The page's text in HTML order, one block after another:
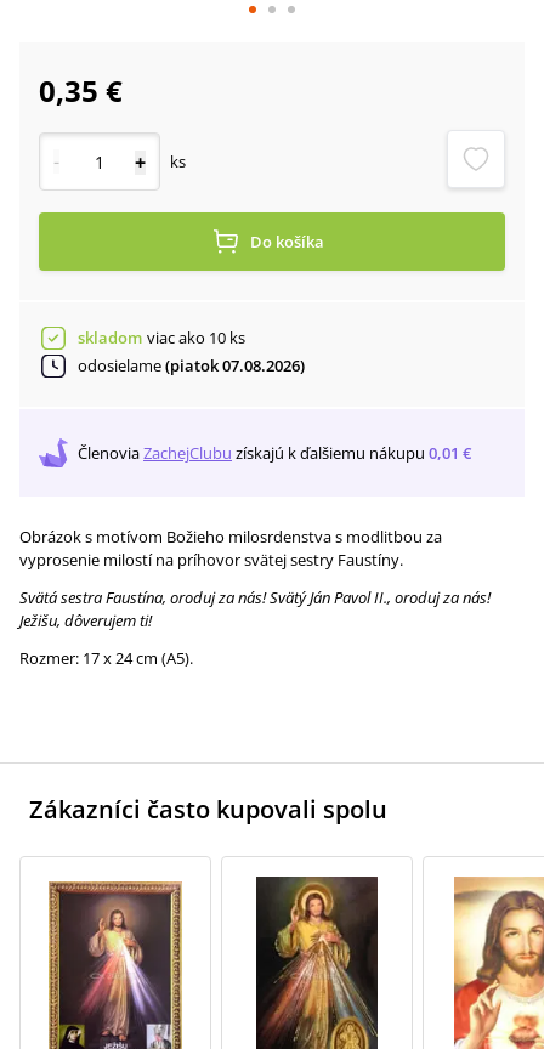
0,35 €
- + ks
Do košíka
skladom viac ako 10 ks
odosielame(piatok 07.08.2026)
ČlenoviaZachejClubu získajú k ďalšiemu nákupu 0,01 €
Obrázok s motívom Božieho milosrdenstva s modlitbou za
vyprosenie milostí na príhovor svätej sestry Faustíny.
Svätá sestra Faustína, oroduj za nás! Svätý Ján Pavol II., oroduj za nás!
Ježišu, dôverujem ti!
Rozmer: 17 x 24 cm (A5).
Zákazníci často kupovali spolu